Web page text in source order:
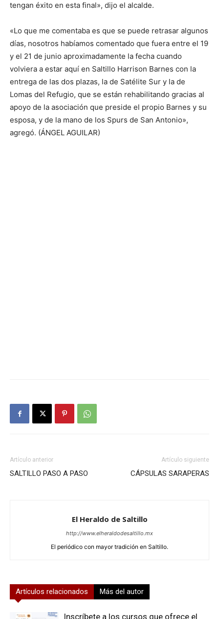
tengan éxito en esta final», dijo el alcalde.
«Lo que me comentaba es que se puede retrasar algunos
días, nosotros habíamos comentado que fuera entre el 19
y el 21 de junio aproximadamente la fecha cuando
volviera a estar aquí en Saltillo Harrison Barnes con la
entrega de las dos plazas, la de Satélite Sur y la de
Lomas del Refugio, que se están rehabilitando gracias al
apoyo de la asociación que preside el propio Barnes y su
esposa, y de la mano de los Spurs de San Antonio»,
agregó. (ÁNGEL AGUILAR)
Artículo anterior
SALTILLO PASO A PASO
Artículo siguiente
CÁPSULAS SARAPERAS
El Heraldo de Saltillo
http://www.elheraldodesaltillo.mx
El periódico con mayor tradición en Saltillo.
Artículos relacionados Más del autor
Inscríbete a los cursos que ofrece el